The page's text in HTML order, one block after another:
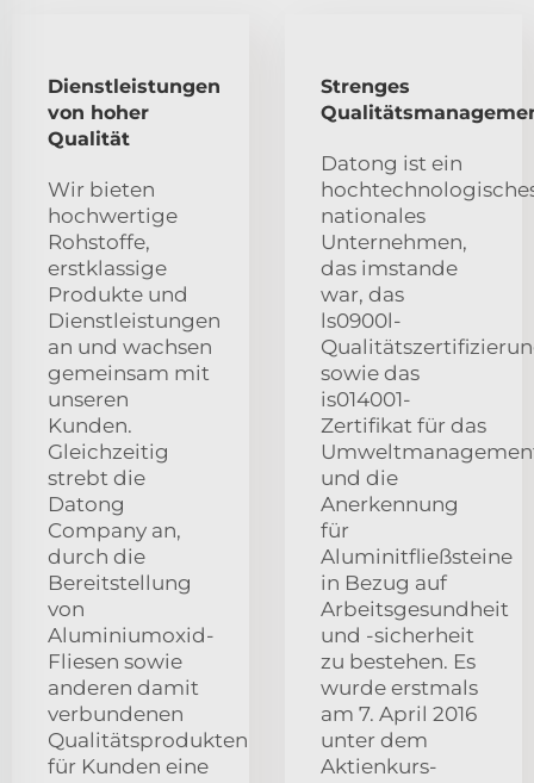
Dienstleistungen
von hoher
Qualität
Wir bieten
hochwertige
Rohstoffe,
erstklassige
Produkte und
Dienstleistungen
an und wachsen
gemeinsam mit
unseren
Kunden.
Gleichzeitig
strebt die
Datong
Company an,
durch die
Bereitstellung
von
Aluminiumoxid-
Fliesen sowie
anderen damit
verbundenen
Qualitätsprodukten
für Kunden eine
Strenges
Datong ist ein
nationales
Unternehmen,
das imstande
war, das
ls0900l-
sowie das
is014001-
Zertifikat für das
und die
Anerkennung
für
Aluminitfließsteine
in Bezug auf
Arbeitsgesundheit
und -sicherheit
zu bestehen. Es
wurde erstmals
am 7. April 2016
unter dem
Aktienkurs-